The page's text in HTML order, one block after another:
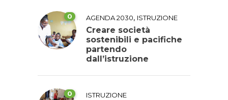
0 AGENDA 2030, ISTRUZIONE
Creare società
sostenibili e pacifiche
partendo
dall’istruzione
0 ISTRUZIONE